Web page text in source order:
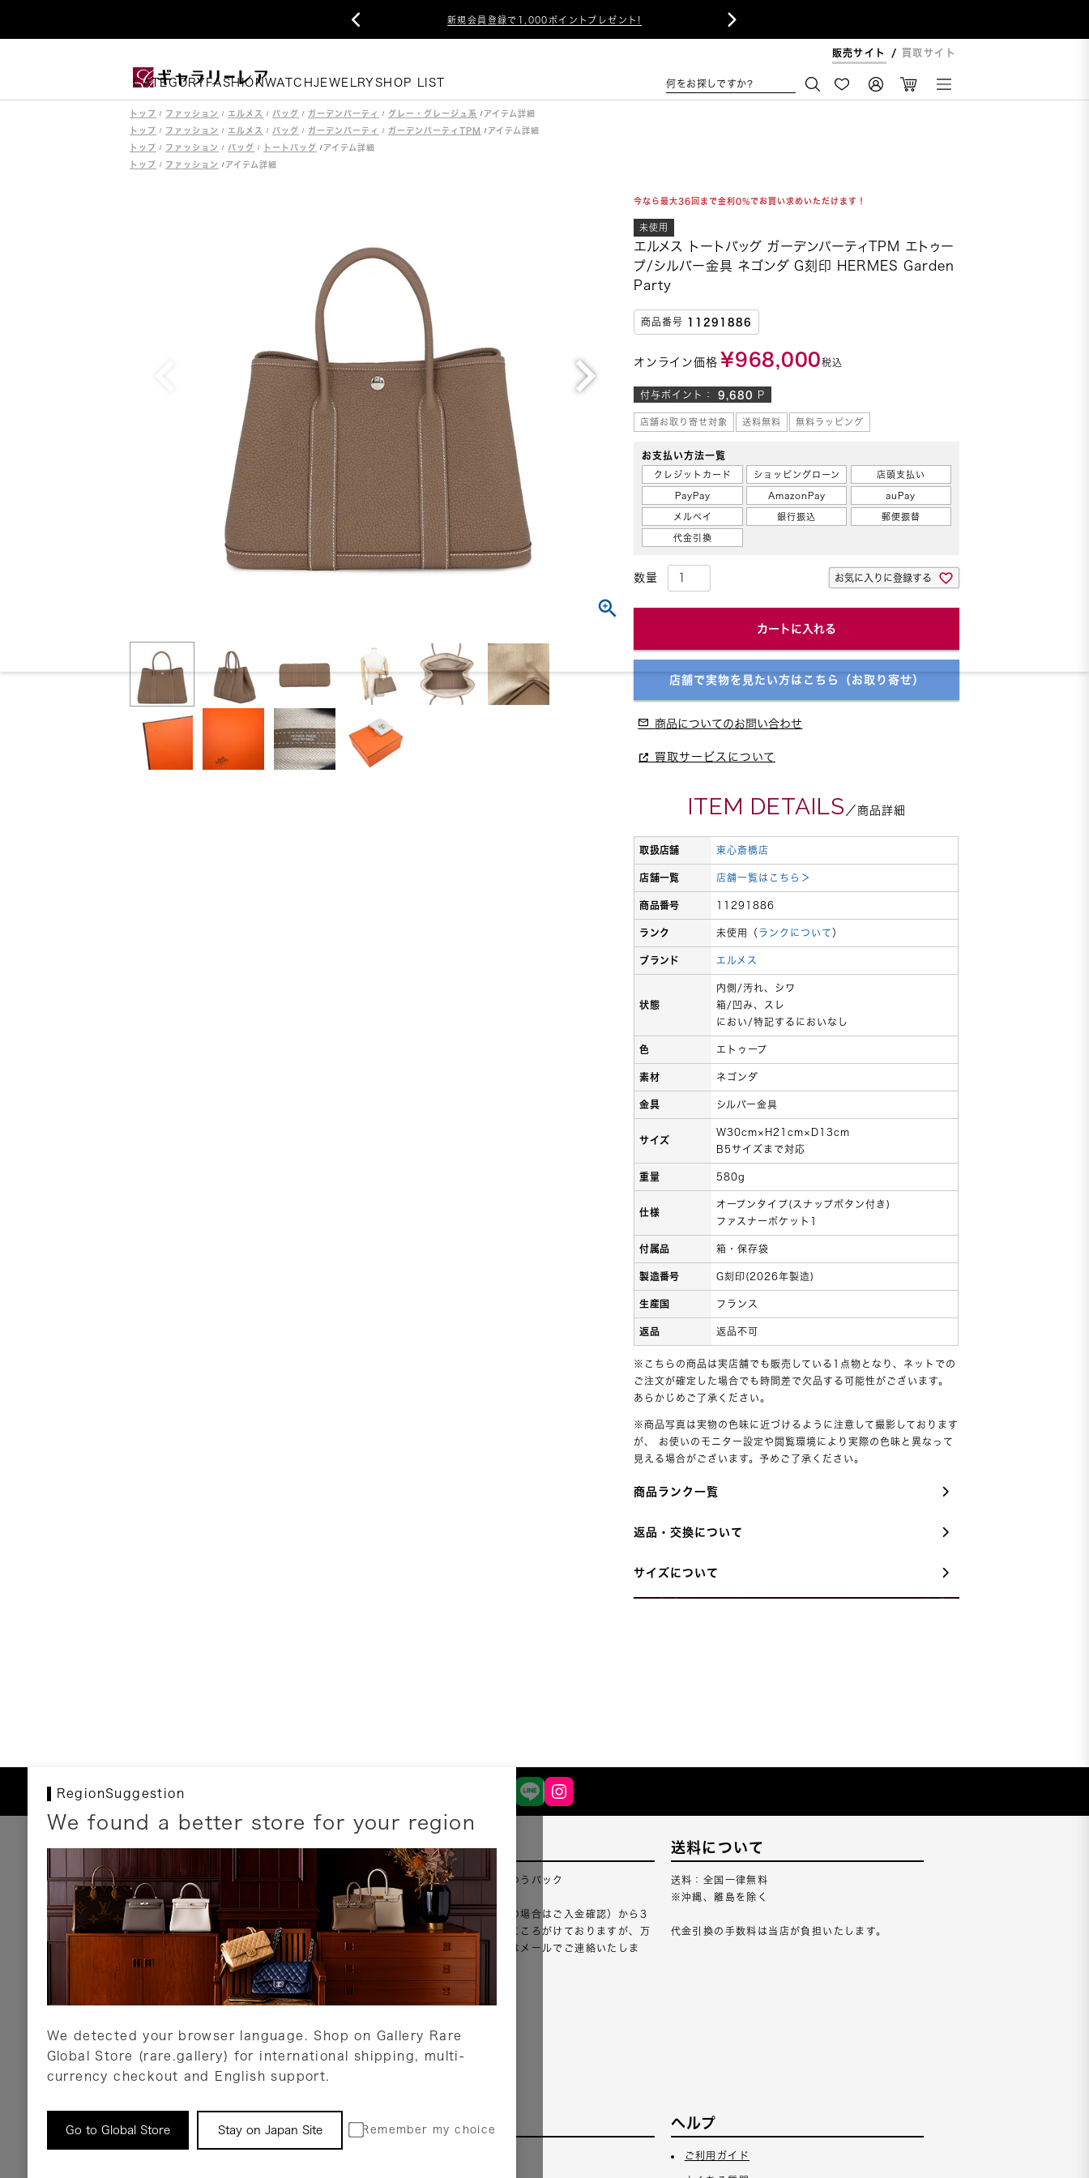
新規会員登録で1,000ポイントプレゼント!
 
販売サイト 買取サイト
CATEGORY FASHIONWATCHJEWELRY SHOP LIST 何をお探しですか?
トップ ファッション エルメス バッグ ガーデンパーティ グレー・グレージュ系
トップ ファッション エルメス バッグ ガーデンパーティ ガーデンパーティTPM
トップ ファッション バッグ トートバッグ
トップ ファッション
今なら最大36回まで金利0%でお買い求めいただけます！
エルメス トートバッグ ガーデンパーティTPM エトゥー
プ/シルバー金具 ネゴンダ G刻印 HERMES Garden
Party
商品番号 11291886
オンライン価格 ¥968,000税込
付与ポイント： 9,680 P
未使用
店舗お取り寄せ対象 送料無料 無料ラッピング
お支払い方法一覧
クレジットカード ショッピングローン 店頭支払い
PayPay AmazonPay auPay
メルペイ 銀行振込 郵便振替
代金引換
お気に入りに登録する
カートに入れる
店舗で実物を見たい方はこちら（お取り寄せ）
商品についてのお問い合わせ
買取サービスについて
ITEM DETAILS ／商品詳細
取扱店舗 東心斎橋店
店舗一覧 店舗一覧はこちら＞
商品番号 11291886
ランク 未使用（ ランクについて ）
ブランド エルメス
状態
内側/汚れ、シワ
箱/凹み、スレ
におい/特記するにおいなし
色 エトゥープ
素材 ネゴンダ
金具 シルバー金具
サイズ
W30cm×H21cm×D13cm
B5サイズまで対応
重量 580g
仕様
オープンタイプ(スナップボタン付き)
ファスナーポケット1
付属品 箱・保存袋
製造番号 G刻印(2026年製造)
生産国 フランス
返品 返品不可
※こちらの商品は実店舗でも販売している1点物となり、ネットでの
ご注文が確定した場合でも時間差で欠品する可能性がございます。
あらかじめご了承ください。
※商品写真は実物の色味に近づけるように注意して撮影しております
が、 お使いのモニター設定や閲覧環境により実際の色味と異なって
見える場合がございます。予めご了承ください。
商品ランク一覧
返品・交換について
※ランクが「新品」または「未使用」の商品は当店の返
品サービス「安心保証」の対象外です。
サイズについて
RegionSuggestion
We found a better store for your region
We detected your browser language. Shop on Gallery Rare
Global Store (rare.gallery) for international shipping, multi-
currency checkout and English support.
Go to Global Store Stay on Japan Site Remember my choice
お支払いについて
以下のお支払方法が利用可能です。
クレジットカード
ショッピングローン
銀行振込・郵便振替
代金引換
Amazon Pay
PayPay
店頭支払い
詳しくはこちら
配送について
配送業者：佐川急便・ゆうパック
ご注文確認（銀行振込の場合はご入金確認）から3
営業日以内のご出荷をこころがけておりますが、万
が一出荷が遅れる場合はメールでご連絡いたしま
詳しくはこちら
送料について
送料：全国一律無料
※沖縄、離島を除く
代金引換の手数料は当店が負担いたします。
返品について サービス ヘルプ
ご利用ガイド